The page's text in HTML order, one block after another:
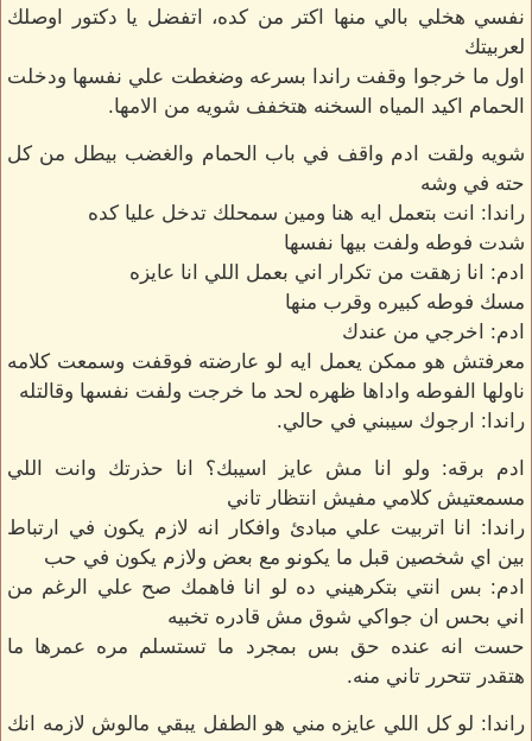
نفسي هخلي بالي منها اكتر من كده، اتفضل يا دكتور اوصلك
لعربيتك
اول ما خرجوا وقفت راندا بسرعه وضغطت علي نفسها ودخلت
الحمام اكيد المياه السخنه هتخفف شويه من الامها.
شويه ولقت ادم واقف في باب الحمام والغضب بيطل من كل
حته في وشه
راندا: انت بتعمل ايه هنا ومين سمحلك تدخل عليا كده
شدت فوطه ولفت بيها نفسها
ادم: انا زهقت من تكرار اني بعمل اللي انا عايزه
مسك فوطه كبيره وقرب منها
ادم: اخرجي من عندك
معرفتش هو ممكن يعمل ايه لو عارضته فوقفت وسمعت كلامه
ناولها الفوطه واداها ظهره لحد ما خرجت ولفت نفسها وقالتله
راندا: ارجوك سيبني في حالي.
ادم برقه: ولو انا مش عايز اسيبك؟ انا حذرتك وانت اللي
مسمعتيش كلامي مفيش انتظار تاني
راندا: انا اتربيت علي مبادئ وافكار انه لازم يكون في ارتباط
بين اي شخصين قبل ما يكونو مع بعض ولازم يكون في حب
ادم: بس انتي بتكرهيني ده لو انا فاهمك صح علي الرغم من
اني بحس ان جواكي شوق مش قادره تخبيه
حست انه عنده حق بس بمجرد ما تستسلم مره عمرها ما
هتقدر تتحرر تاني منه.
راندا: لو كل اللي عايزه مني هو الطفل يبقي مالوش لازمه انك